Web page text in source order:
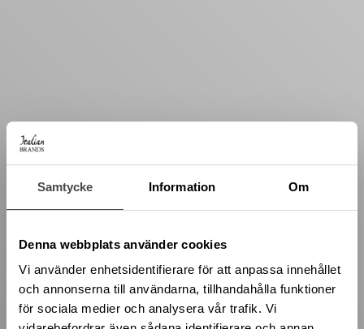
Samtycke Information Om
Denna webbplats använder cookies
Vi använder enhetsidentifierare för att anpassa innehållet
och annonserna till användarna, tillhandahålla funktioner
för sociala medier och analysera vår trafik. Vi